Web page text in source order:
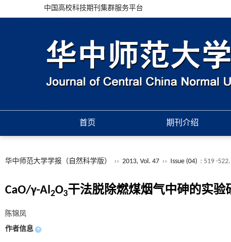
中国高校科技期刊集群服务平台
首页 期刊介绍
华中师范大学学报（自然科学版） ›› 2013, Vol. 47 ›› Issue (04) : 519 -522.
CaO/γ-Al2O3干法脱除燃煤烟气中砷的实验
陈锦凤
作者信息 +